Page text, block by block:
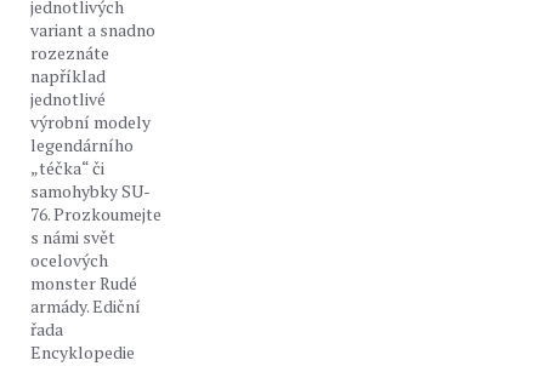
jednotlivých
variant a snadno
rozeznáte
například
jednotlivé
výrobní modely
legendárního
„téčka“ či
samohybky SU-
76. Prozkoumejte
s námi svět
ocelových
monster Rudé
armády. Ediční
řada
Encyklopedie